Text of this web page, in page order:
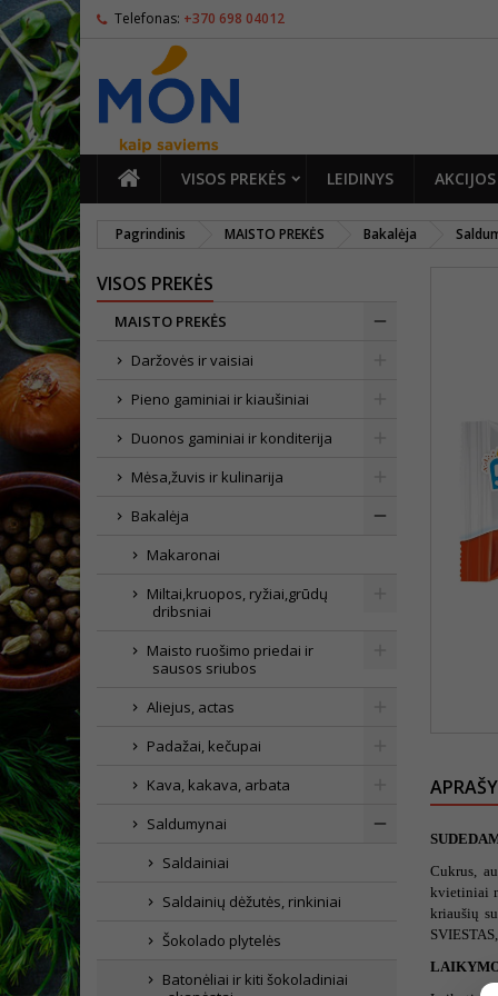
Telefonas: +370 698 04012
PAGRINDINIS
VISOS PREKĖS LEIDINYS AKCIJOS
Pagrindinis MAISTO PREKĖS Bakalėja
VISOS PREKĖS
MAISTO PREKĖS
Daržovės ir vaisiai
Pieno gaminiai ir kiaušiniai
Duonos gaminiai ir konditerija
Mėsa,žuvis ir kulinarija
Bakalėja
Makaronai
Miltai,kruopos, ryžiai,grūdų
dribsniai
Maisto ruošimo priedai ir
sausos sriubos
Aliejus, actas
Padažai, kečupai
Kava, kakava, arbata
Saldumynai
Saldainiai
Saldainių dėžutės, rinkiniai
Šokolado plytelės
Batonėliai ir kiti šokoladiniai
Cukrus,
kvietiniai
kriaušių